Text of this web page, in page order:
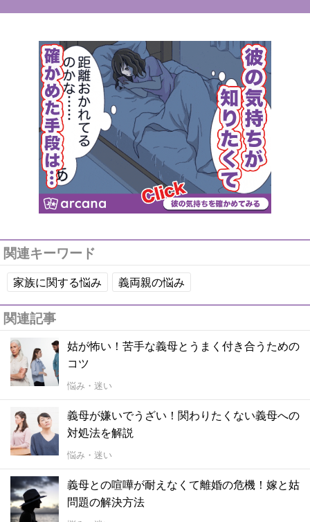
関連キーワード
家族に関する悩み 義両親の悩み
関連記事
姑が怖い！苦手な義母とうまく付き合うための
コツ
悩み・迷い
義母が嫌いでうざい！関わりたくない義母への
対処法を解説
悩み・迷い
義母との喧嘩が耐えなくて離婚の危機！嫁と姑
問題の解決方法